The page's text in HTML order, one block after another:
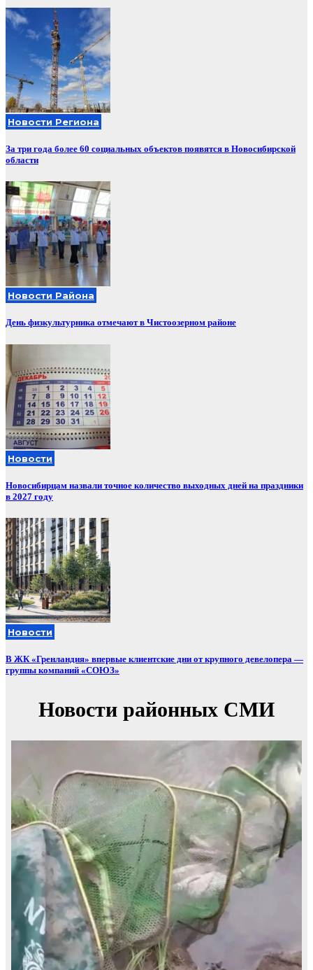
Новости Региона
За три года более 60 социальных объектов появятся в Новосибирской
области
Новости Района
День физкультурника отмечают в Чистоозерном районе
Новости
Новосибирцам назвали точное количество выходных дней на праздники
в 2027 году
Новости
В ЖК «Гренландия» впервые клиентские дни от крупного девелопера —
группы компаний «СОЮЗ»